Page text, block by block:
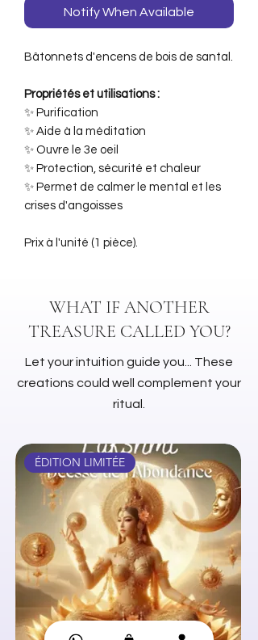
Notify When Available
Bâtonnets d'encens de bois de santal.
Propriétés et utilisations :
✨ Purification
✨ Aide à la méditation
✨ Ouvre le 3e oeil
✨ Protection, sécurité et chaleur
✨ Permet de calmer le mental et les
crises d'angoisses
Prix à l'unité (1 pièce).
WHAT IF ANOTHER
TREASURE CALLED YOU?
Let your intuition guide you... These
creations could well complement your
ritual.
ÉDITION LIMITÉE